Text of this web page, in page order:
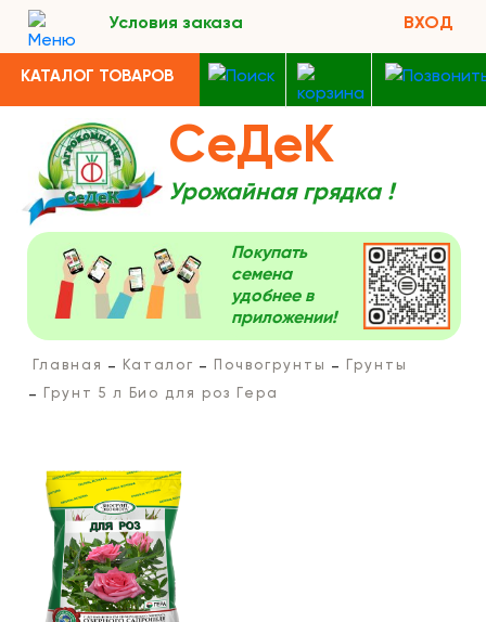
Условия заказа ВХОД
КАТАЛОГ ТОВАРОВ
СеДеК
Урожайная грядка !
Покупать
семена
удобнее в
приложении!
Главная Каталог Почвогрунты
Грунты
Грунт 5 л Био для роз Гера